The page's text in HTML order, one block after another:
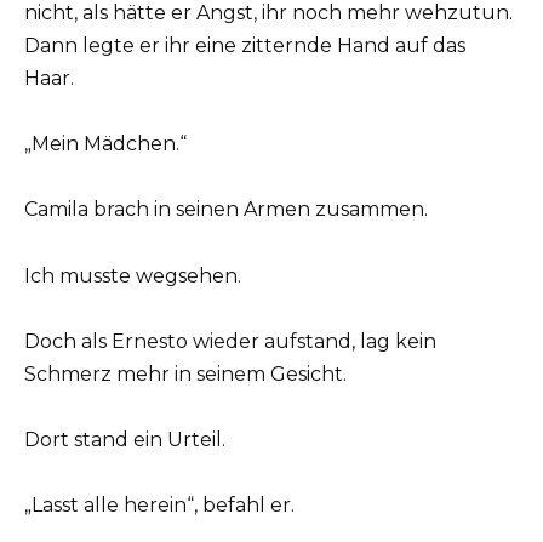
nicht, als hätte er Angst, ihr noch mehr wehzutun.
Dann legte er ihr eine zitternde Hand auf das
Haar.
„Mein Mädchen.“
Camila brach in seinen Armen zusammen.
Ich musste wegsehen.
Doch als Ernesto wieder aufstand, lag kein
Schmerz mehr in seinem Gesicht.
Dort stand ein Urteil.
„Lasst alle herein“, befahl er.